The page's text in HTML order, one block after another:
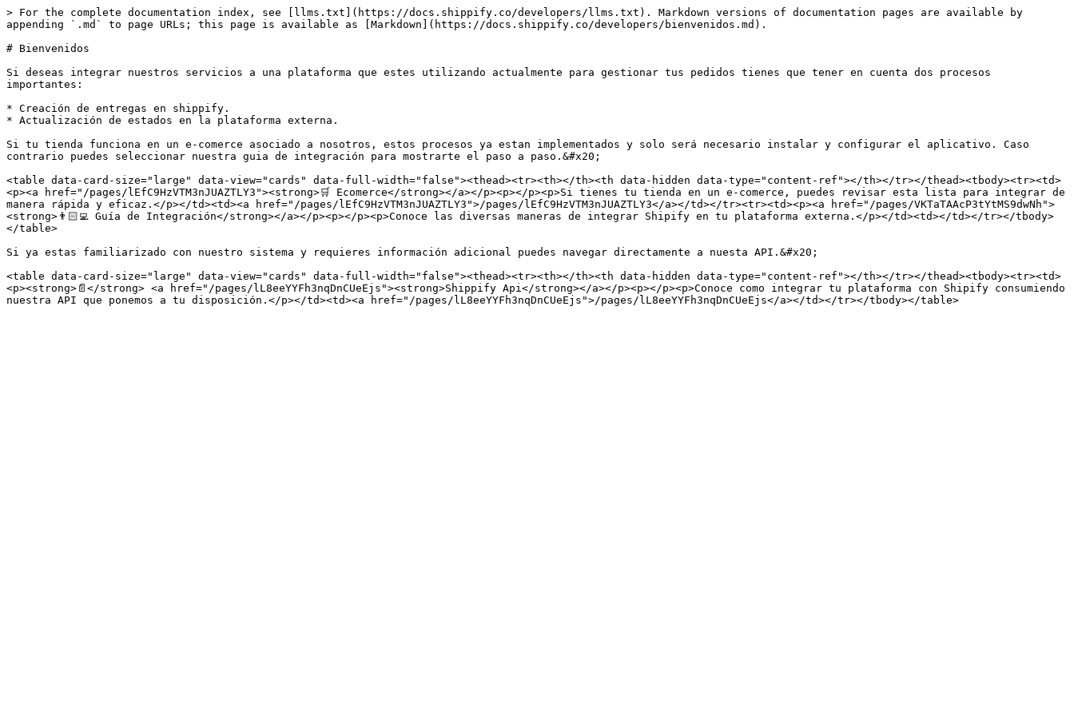
> For the complete documentation index, see [llms.txt](https://docs.shippify.co/developers/llms.txt). Markdown versions of documentation pages are available by
appending `.md` to page URLs; this page is available as [Markdown](https://docs.shippify.co/developers/bienvenidos.md).
# Bienvenidos
Si deseas integrar nuestros servicios a una plataforma que estes utilizando actualmente para gestionar tus pedidos tienes que tener en cuenta dos procesos
importantes:
* Creación de entregas en shippify.
* Actualización de estados en la plataforma externa.
Si tu tienda funciona en un e-comerce asociado a nosotros, estos procesos ya estan implementados y solo será necesario instalar y configurar el aplicativo. Caso
contrario puedes seleccionar nuestra guia de integración para mostrarte el paso a paso.&#x20;
<table data-card-size="large" data-view="cards" data-full-width="false"><thead><tr><th></th><th data-hidden data-type="content-ref"></th></tr></thead><tbody><tr><td>
<p><a href="/pages/lEfC9HzVTM3nJUAZTLY3"><strong>🛒 Ecomerce</strong></a></p><p></p><p>Si tienes tu tienda en un e-comerce, puedes revisar esta lista para integrar de
manera rápida y eficaz.</p></td><td><a href="/pages/lEfC9HzVTM3nJUAZTLY3">/pages/lEfC9HzVTM3nJUAZTLY3</a></td></tr><tr><td><p><a href="/pages/VKTaTAAcP3tYtMS9dwNh">
<strong>👨🏻‍💻 Guía de Integración</strong></a></p><p></p><p>Conoce las diversas maneras de integrar Shipify en tu plataforma externa.</p></td><td></td></tr></tbody>
</table>
Si ya estas familiarizado con nuestro sistema y requieres información adicional puedes navegar directamente a nuesta API.&#x20;
<table data-card-size="large" data-view="cards" data-full-width="false"><thead><tr><th></th><th data-hidden data-type="content-ref"></th></tr></thead><tbody><tr><td>
<p><strong>📄</strong> <a href="/pages/lL8eeYYFh3nqDnCUeEjs"><strong>Shippify Api</strong></a></p><p></p><p>Conoce como integrar tu plataforma con Shipify consumiendo